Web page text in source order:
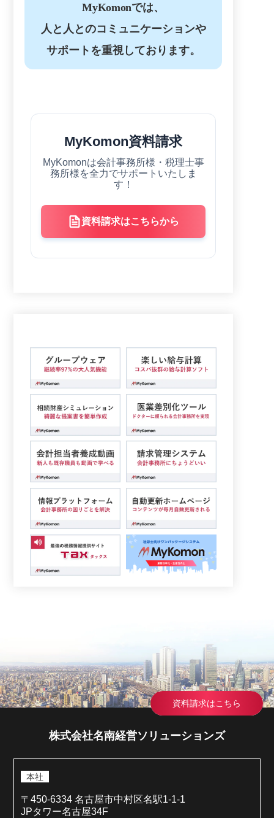
MyKomonでは、
人と人とのコミュニケーションや
サポートを重視しております。
MyKomon資料請求
MyKomonは会計事務所様・税理士事
務所様を全力でサポートいたしま
す！
資料請求はこちらから
資料請求はこちら
株式会社名南経営ソリューションズ
本社
〒450-6334 名古屋市中村区名駅1-1-1
JPタワー名古屋34F